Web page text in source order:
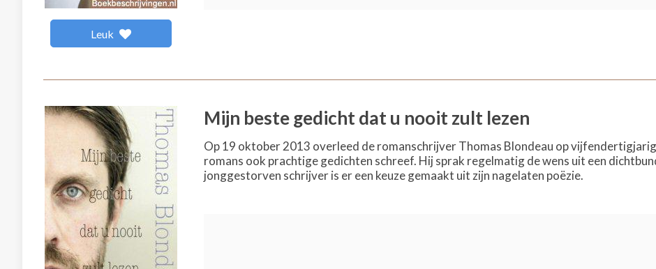
Leuk
Mijn beste gedicht dat u nooit zult lezen
Op 19 oktober 2013 overleed de romanschrijver Thomas Blondeau op
romans ook prachtige gedichten schreef. Hij sprak regelmatig de wens uit een
jonggestorven schrijver is er een keuze gemaakt uit zijn nagelaten poëzie.